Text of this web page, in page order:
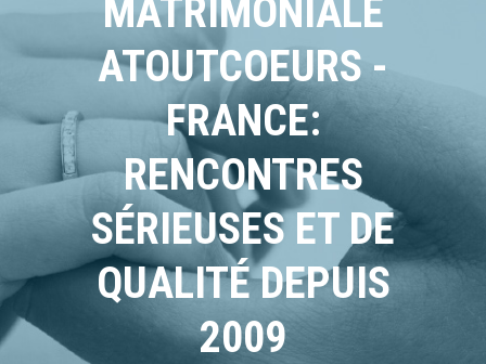
MATRIMONIALE
ATOUTCOEURS -
FRANCE:
RENCONTRES
SÉRIEUSES ET DE
QUALITÉ DEPUIS
2009